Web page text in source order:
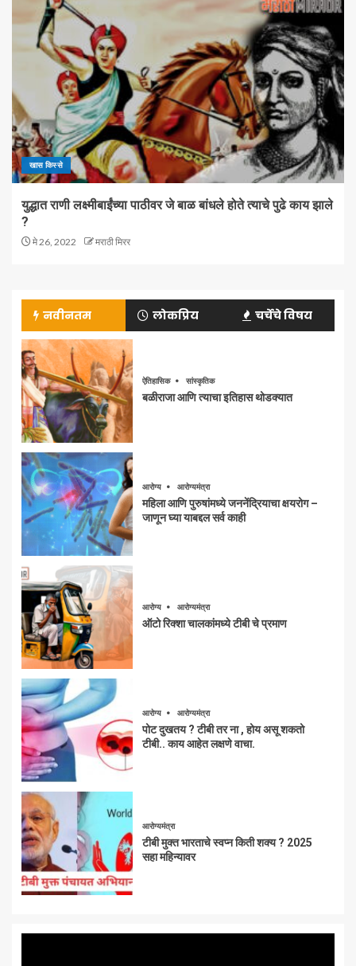
खास किस्से
युद्धात राणी लक्ष्मीबाईंच्या पाठीवर जे बाळ बांधले होते त्याचे पुढे काय झाले
?
मे 26, 2022 मराठी मिरर
नवीनतम लोकप्रिय चर्चेचे विषय
ऐतिहासिक सांस्कृतिक
बळीराजा आणि त्याचा इतिहास थोडक्यात
आरोग्य आरोग्यमंत्रा
महिला आणि पुरुषांमध्ये जननेंद्रियाचा क्षयरोग –
जाणून घ्या याबद्दल सर्व काही
आरोग्य आरोग्यमंत्रा
ऑटो रिक्शा चालकांमध्ये टीबी चे प्रमाण
आरोग्य आरोग्यमंत्रा
पोट दुखतय ? टीबी तर ना , होय असू शकतो
टीबी.. काय आहेत लक्षणे वाचा.
आरोग्यमंत्रा
टीबी मुक्त भारताचे स्वप्न किती शक्य ? 2025
सहा महिन्यावर